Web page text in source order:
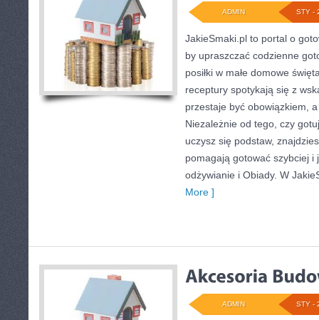
STY -
ADMIN
JakieSmaki.pl to portal o
by upraszczać codzienne
posiłki w małe domowe
receptury spotykają się z
przestaje być obowiązkiem,
Niezależnie od tego, czy
uczysz się podstaw,
pomagają gotować szybciej
odżywianie i Obiady. W
More ]
STY -
ADMIN